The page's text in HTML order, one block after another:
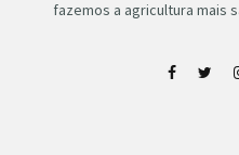
fazemos a agricultura mais